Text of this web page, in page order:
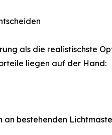
als die realistischste
liegen auf der Hand:
bestehenden